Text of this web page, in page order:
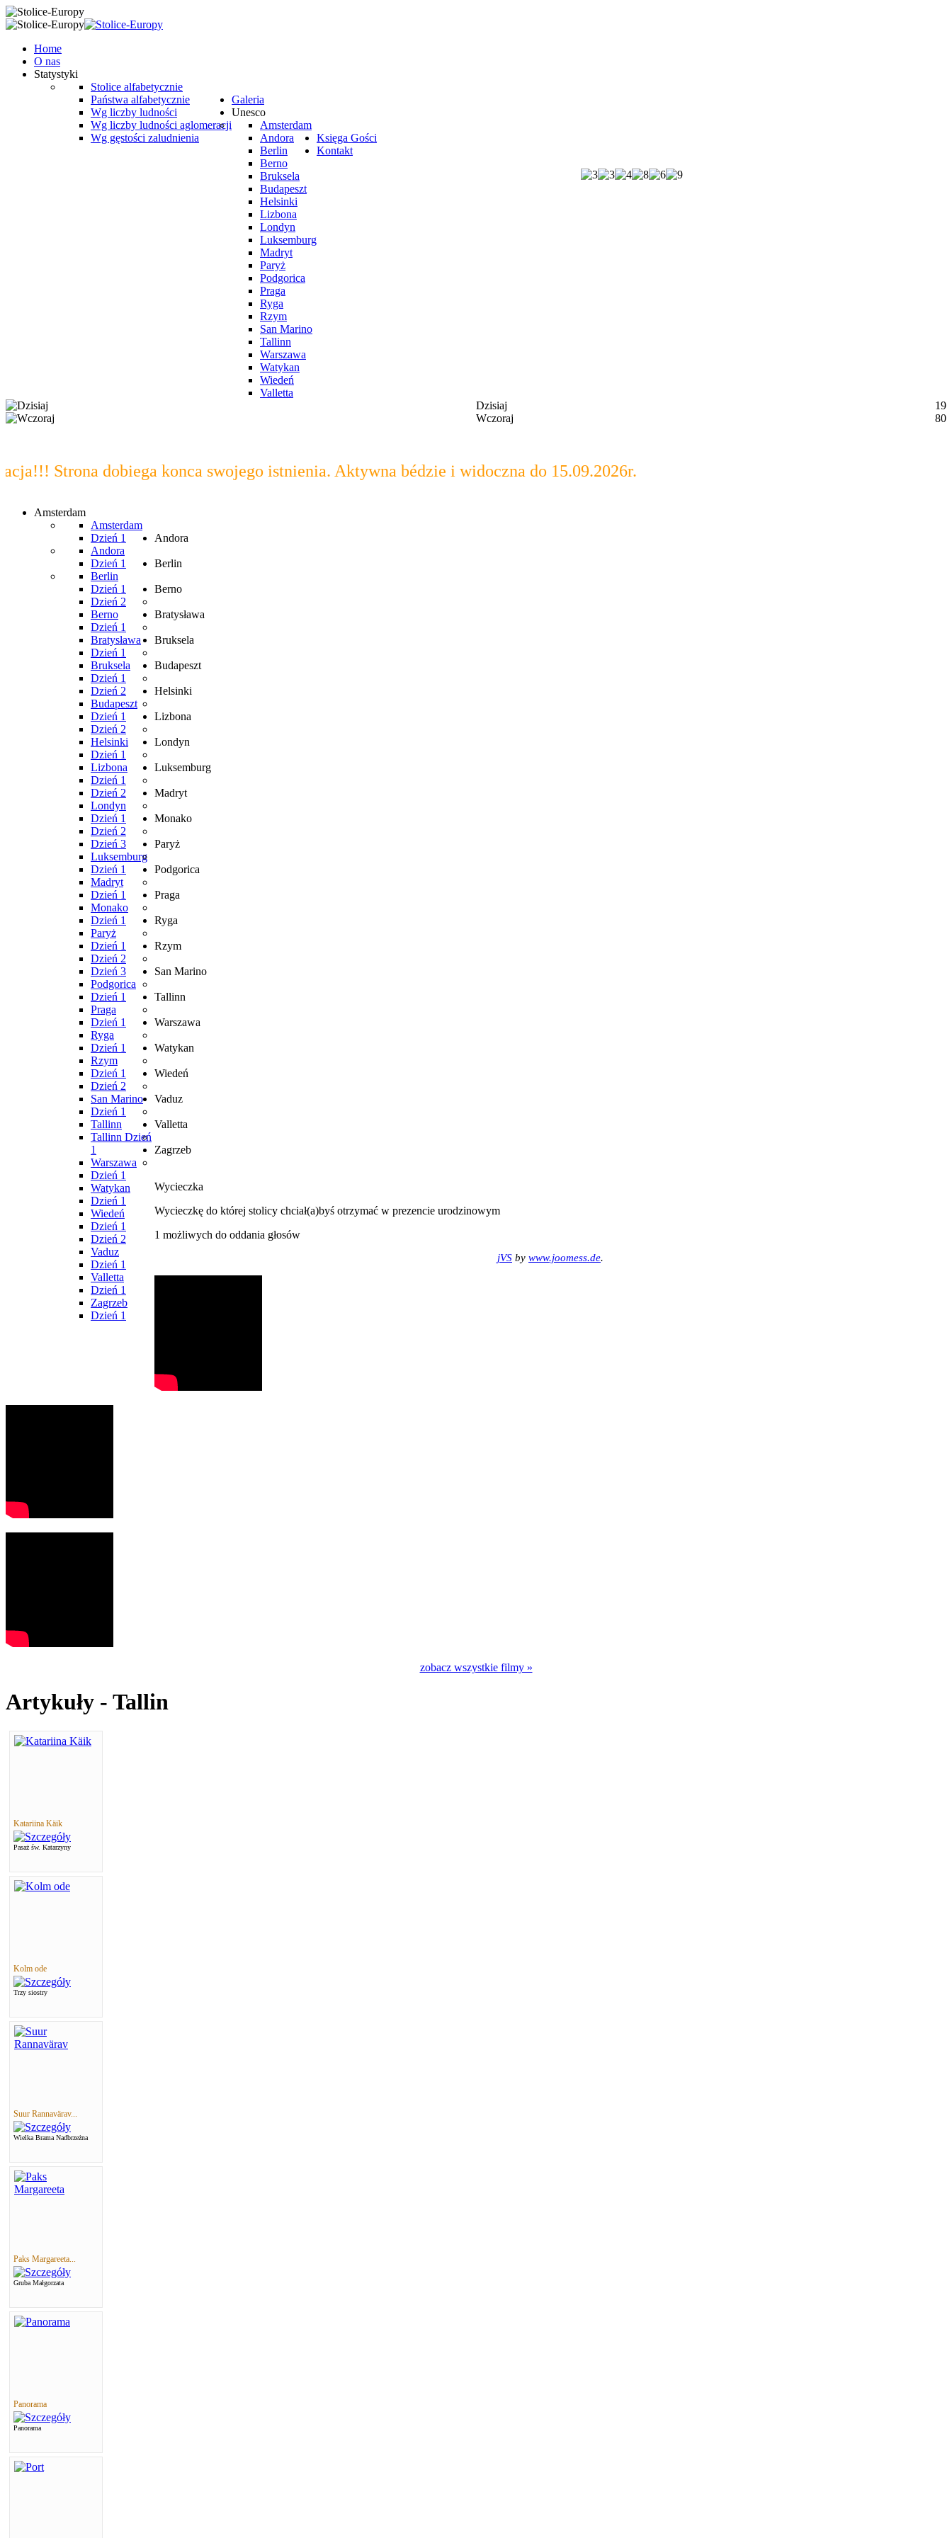
Home
O nas
Statystyki
Stolice alfabetycznie
Państwa alfabetycznie
Wg liczby ludności
Wg liczby ludności aglomeracji
Wg gęstości zaludnienia
Galeria
Unesco
Amsterdam
Andora
Berlin
Berno
Bruksela
Budapeszt
Helsinki
Lizbona
Londyn
Luksemburg
Madryt
Paryż
Podgorica
Praga
Ryga
Rzym
San Marino
Tallinn
Warszawa
Watykan
Wiedeń
Valletta
Księga Gości
Kontakt
Dzisiaj
19
Wczoraj
80
Strona dobiega konca swojego istnienia. Aktywna bédzie i widoczna do 15.09.2026r.
Amsterdam
Amsterdam
Dzień 1
Andora
Andora
Dzień 1
Berlin
Berlin
Dzień 1
Dzień 2
Berno
Berno
Dzień 1
Bratysława
Bratysława
Dzień 1
Bruksela
Bruksela
Dzień 1
Dzień 2
Budapeszt
Budapeszt
Dzień 1
Dzień 2
Helsinki
Helsinki
Dzień 1
Lizbona
Lizbona
Dzień 1
Dzień 2
Londyn
Londyn
Dzień 1
Dzień 2
Dzień 3
Luksemburg
Luksemburg
Dzień 1
Madryt
Madryt
Dzień 1
Monako
Monako
Dzień 1
Paryż
Paryż
Dzień 1
Dzień 2
Dzień 3
Podgorica
Podgorica
Dzień 1
Praga
Praga
Dzień 1
Ryga
Ryga
Dzień 1
Rzym
Rzym
Dzień 1
Dzień 2
San Marino
San Marino
Dzień 1
Tallinn
Tallinn
Tallinn Dzień
1
Warszawa
Warszawa
Dzień 1
Watykan
Watykan
Dzień 1
Wiedeń
Wiedeń
Dzień 1
Dzień 2
Vaduz
Vaduz
Dzień 1
Valletta
Valletta
Dzień 1
Zagrzeb
Zagrzeb
Dzień 1
Wycieczka
Wycieczkę do której stolicy chciał(a)byś otrzymać w prezencie urodzinowym
1 możliwych do oddania głosów
jVS by www.joomess.de.
zobacz wszystkie filmy »
Artykuły - Tallin
Katariina Käik
Pasaż św. Katarzyny
Kolm ode
Trzy siostry
Suur Rannavärav...
Wielka Brama Nadbrzeżna
Paks Margareeta...
Gruba Małgorzata
Panorama
Panorama